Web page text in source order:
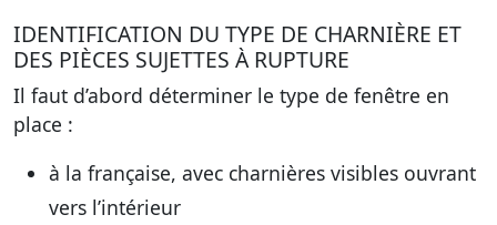
IDENTIFICATION DU TYPE DE CHARNIÈRE ET
DES PIÈCES SUJETTES À RUPTURE
Il faut d’abord déterminer le type de fenêtre en
place :
à la française, avec charnières visibles ouvrant
vers l’intérieur